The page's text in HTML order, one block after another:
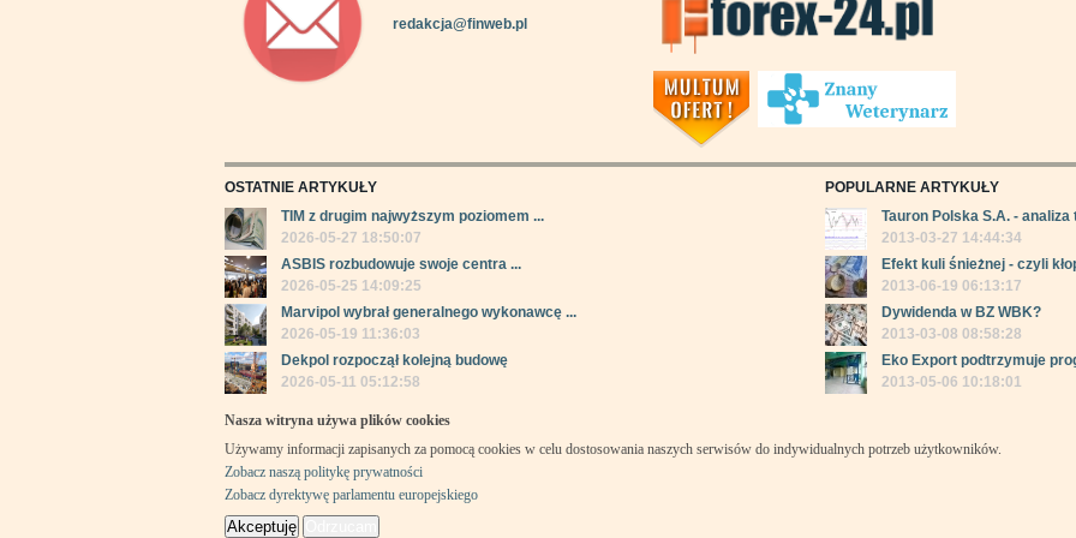
redakcja@finweb.pl
OSTATNIE ARTYKUŁY
TIM z drugim najwyższym poziomem ...
2026-05-27 18:50:07
ASBIS rozbudowuje swoje centra ...
2026-05-25 14:09:25
Marvipol wybrał generalnego wykonawcę ...
2026-05-19 11:36:03
Dekpol rozpoczął kolejną budowę
2026-05-11 05:12:58
POPULARNE ARTYKUŁY
Tauron Polska S.A. - analiza
2013-03-27 14:44:34
Efekt kuli śnieżnej - czyli
2013-06-19 06:13:17
Dywidenda w BZ WBK?
2013-03-08 08:58:28
Eko Export podtrzymuje
2013-05-06 10:18:01
Nasza witryna używa plików cookies
Używamy informacji zapisanych za pomocą cookies w celu dostosowania naszych serwisów do indywidualnych potrzeb użytkowników.
Zobacz naszą politykę prywatności
Zobacz dyrektywę parlamentu europejskiego
Akceptuję